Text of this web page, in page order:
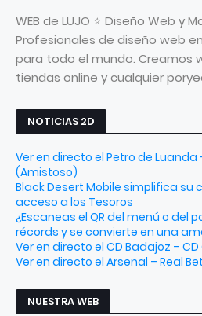
WEB de LUJO ⭐ Diseño Web y
Profesionales de diseño web
para todo el mundo. Creamos
tiendas online y cualquier
NOTICIAS 2D
Ver en directo el Petro de Luanda
(Amistoso)
Black Desert Mobile simplifica su
acceso a los Tesoros
¿Escaneas el QR del menú o del
récords y se convierte en una
Ver en directo el CD Badajoz –
Ver en directo el Arsenal – Real
NUESTRA WEB